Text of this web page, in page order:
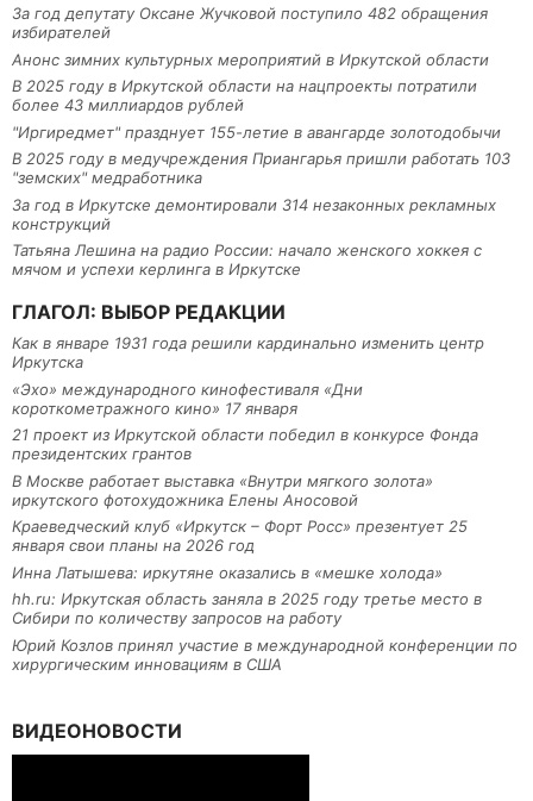
За год депутату Оксане Жучковой поступило 482 обращения
избирателей
Анонс зимних культурных мероприятий в Иркутской области
В 2025 году в Иркутской области на нацпроекты потратили
более 43 миллиардов рублей
"Иргиредмет" празднует 155-летие в авангарде золотодобычи
В 2025 году в медучреждения Приангарья пришли работать 103
"земских" медработника
За год в Иркутске демонтировали 314 незаконных рекламных
конструкций
Татьяна Лешина на радио России: начало женского хоккея с
мячом и успехи керлинга в Иркутске
ГЛАГОЛ: ВЫБОР РЕДАКЦИИ
Как в январе 1931 года решили кардинально изменить центр
Иркутска
«Эхо» международного кинофестиваля «Дни
короткометражного кино» 17 января
21 проект из Иркутской области победил в конкурсе Фонда
президентских грантов
В Москве работает выставка «Внутри мягкого золота»
иркутского фотохудожника Елены Аносовой
Краеведческий клуб «Иркутск – Форт Росс» презентует 25
января свои планы на 2026 год
Инна Латышева: иркутяне оказались в «мешке холода»
hh.ru: Иркутская область заняла в 2025 году третье место в
Сибири по количеству запросов на работу
Юрий Козлов принял участие в международной конференции по
хирургическим инновациям в США
ВИДЕОНОВОСТИ